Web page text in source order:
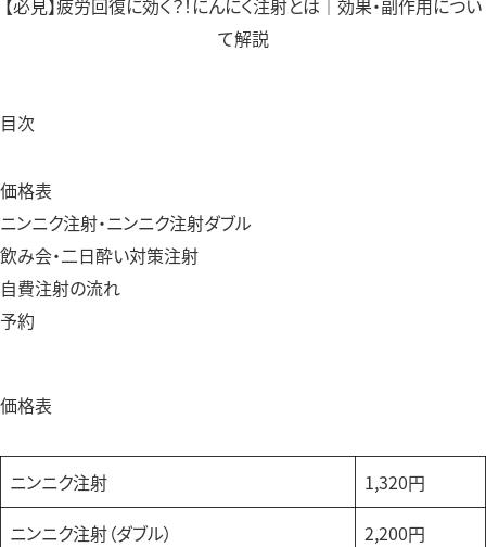
【必見】疲労回復に効く？！にんにく注射とは｜効果・副作用につい
て解説
目次
価格表
ニンニク注射・ニンニク注射ダブル
飲み会・二日酔い対策注射
自費注射の流れ
予約
価格表
ニンニク注射
1,320円
ニンニク注射（ダブル）
2,200円